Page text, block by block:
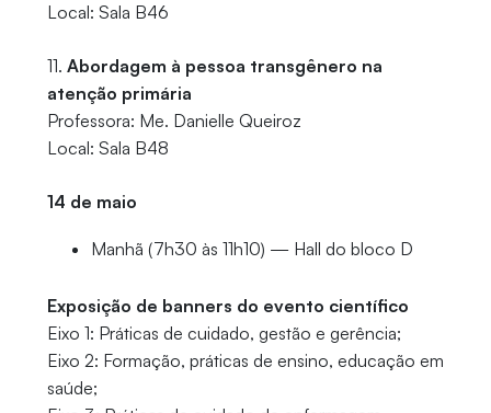
Local: Sala B46
11. Abordagem à pessoa transgênero na
atenção primária
Professora: Me. Danielle Queiroz
Local: Sala B48
14 de maio
Manhã (7h30 às 11h10) — Hall do bloco D
Exposição de banners do evento científico
Eixo 1: Práticas de cuidado, gestão e gerência;
Eixo 2: Formação, práticas de ensino, educação em
saúde;